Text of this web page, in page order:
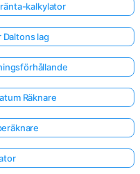
kalkylator
Daltons lag
Räknare